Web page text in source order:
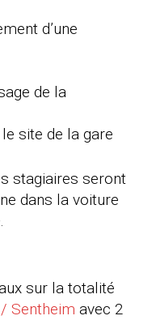
d’une
de la
site de la gare
stagiaires seront
dans la voiture
sur la totalité
Sentheim avec 2